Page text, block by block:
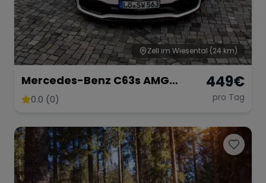
Bentley Rolls Royce Aston Martin
Bugatti Lotus Maserati
Range Rover Corvette
Zell im Wiesental (24 km)
Mercedes-Benz C63s AMG
Coupé
0.0 (0)
449€
pro Tag